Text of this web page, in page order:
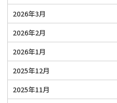
2026年3月
2026年2月
2026年1月
2025年12月
2025年11月